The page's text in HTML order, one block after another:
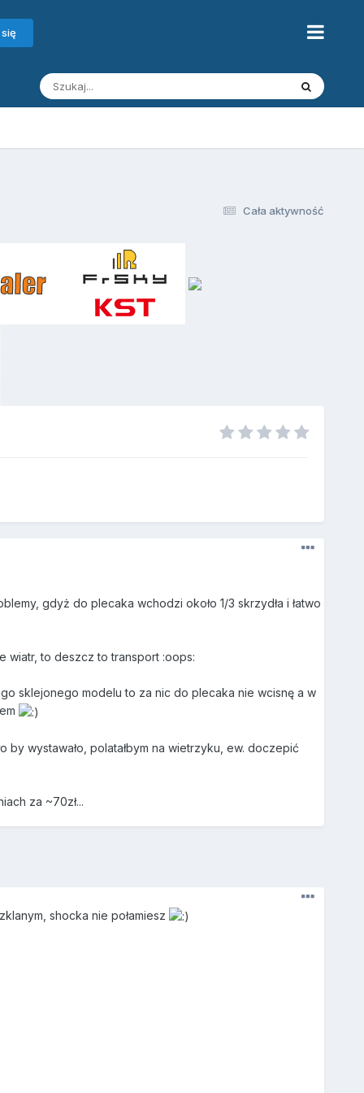
Cała aktywność
gdyż do plecaka wchodzi około 1/3 skrzydła i łatwo
wiatr, to deszcz to transport :oops:
sklejonego modelu to za nic do plecaka nie wcisnę a w
by wystawało, polatałbym na wietrzyku, ew. doczepić
za ~70zł...
shocka nie połamiesz